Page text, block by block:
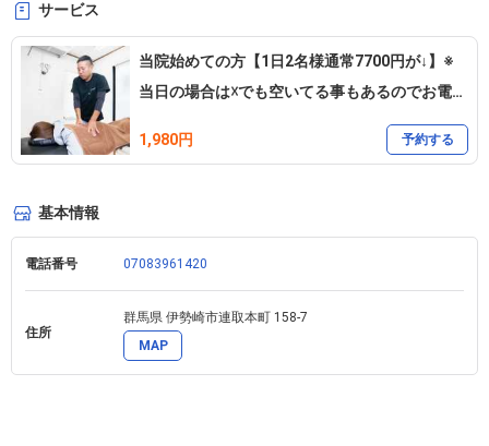
■痛みや痺れの改善に強い整体院です。
マンツーマンで最後までしっかりお体を見させて頂きます。
て5年働き独立して4年、のべ12年で1万人以上治療で皆様のお体を
あなたも痛みを気にせず、やりたい事がやれる体にしていきません
か？
サービス
当院始めての方【1日2名様通常7700円が↓】※
当日の場合は☓でも空いてる事もあるのでお電話
1,980円
予約する
基本情報
電話番号 07083961420
住所
群馬県 伊勢崎市連取本町 158-7
MAP